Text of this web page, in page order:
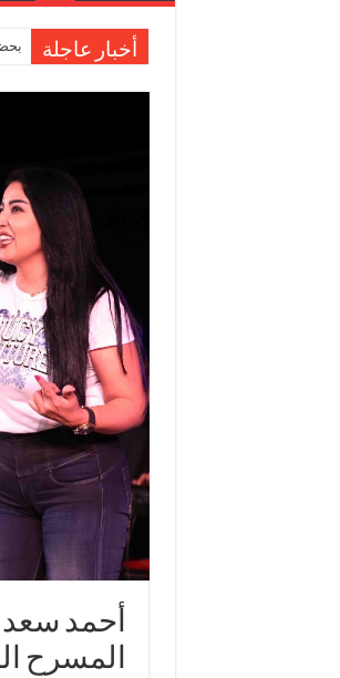
أخبار عاجلة
أحمد سعد
المسرح